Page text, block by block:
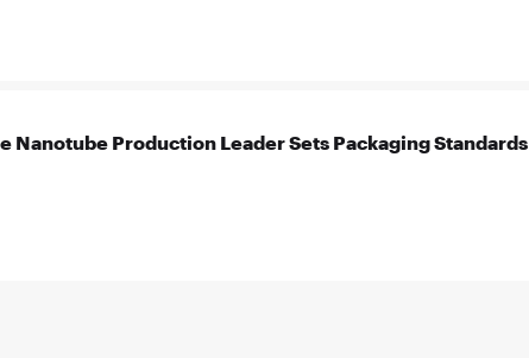
Nanotube Production Leader Sets Packaging Standards